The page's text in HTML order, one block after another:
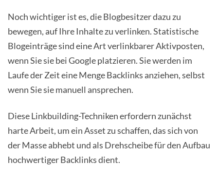
Noch wichtiger ist es, die Blogbesitzer dazu zu
bewegen, auf Ihre Inhalte zu verlinken. Statistische
Blogeinträge sind eine Art verlinkbarer Aktivposten,
wenn Sie sie bei Google platzieren. Sie werden im
Laufe der Zeit eine Menge Backlinks anziehen, selbst
wenn Sie sie manuell ansprechen.
Diese Linkbuilding-Techniken erfordern zunächst
harte Arbeit, um ein Asset zu schaffen, das sich von
der Masse abhebt und als Drehscheibe für den Aufbau
hochwertiger Backlinks dient.